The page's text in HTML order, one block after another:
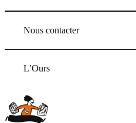
Nous contacter
L’Ours